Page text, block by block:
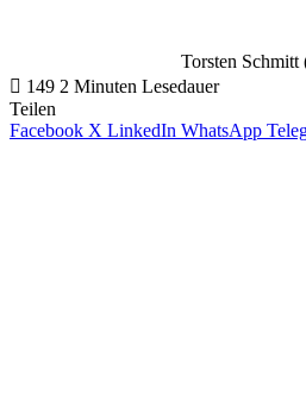
Torsten Schmitt
149 2 Minuten Lesedauer
Teilen
Facebook X LinkedIn WhatsApp